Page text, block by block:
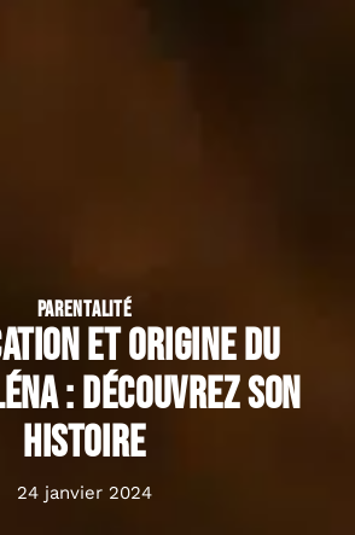
PARENTALITÉ
et origine du
: découvrez son
histoire
24 janvier 2024